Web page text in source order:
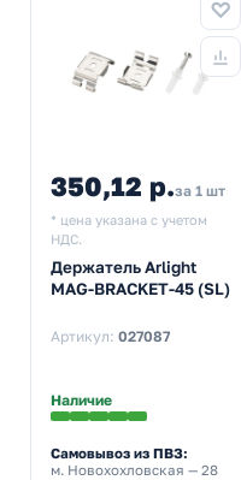
350,12 р.за 1 шт
* цена указана с учетом
НДС.
Держатель Arlight
MAG-BRACKET-45 (SL)
Артикул: 027087
Наличие
Самовывоз из ПВЗ:
м. Новохохловская — 28